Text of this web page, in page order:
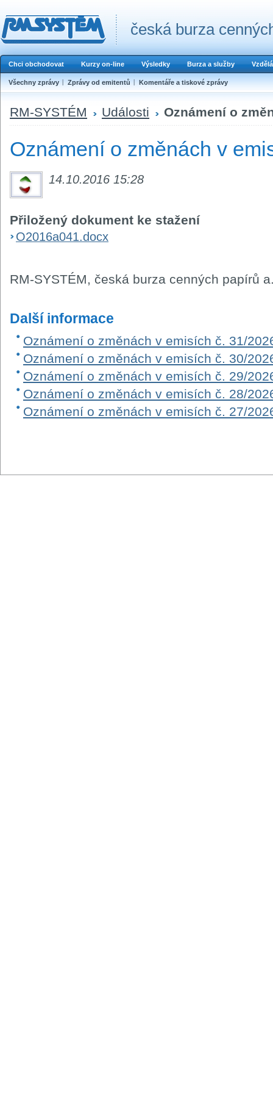
česká burza
Chci obchodovat Kurzy on-line Výsledky Burza a služby
Všechny zprávy Zprávy od emitentů Komentáře a tiskové zprávy
RM-SYSTÉM Události Oznámení o
Oznámení o změnách v
14.10.2016 15:28
Přiložený dokument ke stažení
O2016a041.docx
RM-SYSTÉM, česká burza cenných papírů
Další informace
Oznámení o změnách v emisích č. 31/
Oznámení o změnách v emisích č. 30/
Oznámení o změnách v emisích č. 29/
Oznámení o změnách v emisích č. 28/
Oznámení o změnách v emisích č. 27/